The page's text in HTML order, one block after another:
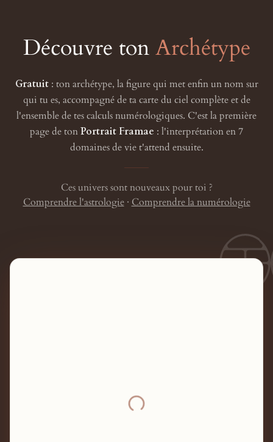
Découvre ton Archétype
Gratuit: ton archétype, la figure qui met enfin un nom sur
qui tu es, accompagné de ta carte du ciel complète et de
l'ensemble de tes calculs numérologiques. C'est la première
page de tonPortrait Framae : l'interprétation en 7
domaines de vie t'attend ensuite.
Ces univers sont nouveaux pour toi ?
Comprendre l'astrologie· Comprendre la numérologie